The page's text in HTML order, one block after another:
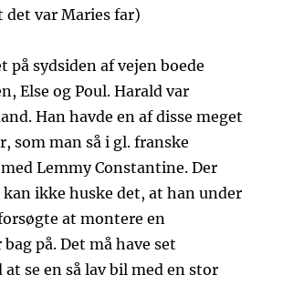
det var Maries far)
på sydsiden af vejen boede
Else og Poul. Harald var
Han havde en af disse meget
som man så i gl. franske
Lemmy Constantine. Der
ikke huske det, at han under
at montere en
på. Det må have set
se en så lav bil med en stor